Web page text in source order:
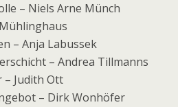
– Niels Arne Münch
– Anja Labussek
– Andrea Tillmanns
– Judith Ott
– Dirk Wonhöfer